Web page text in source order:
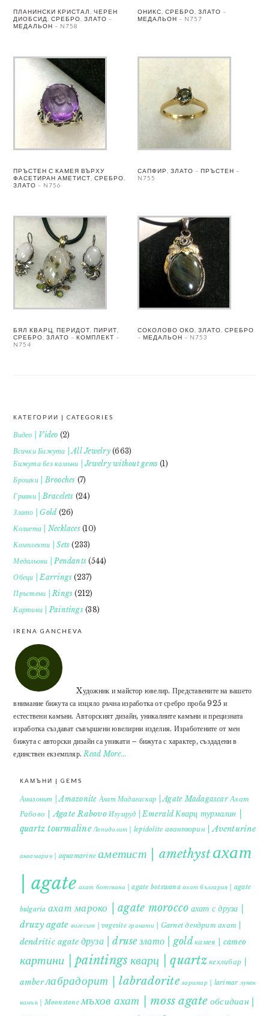
ПЛАНИНСКИ КРИСТАЛ, ЧЕРЕН
ДИОБСИД, СРЕБРО, ЗЛАТО –
МЕДАЛЬОН – N758
ОНИКС, СРЕБРО, ЗЛАТО –
МЕДАЛЬОН – N757
ПРЪСТЕН С КАМЕЯ ВЪРХУ
ФАСЕТИРАН АМЕТИСТ, СРЕБРО,
ЗЛАТО – N756
САПФИР, ЗЛАТО – ПРЪСТЕН –
N755
БЯЛ КВАРЦ, ПЕРИДОТ, ПИРИТ,
СРЕБРО, ЗЛАТО – КОМПЛЕКТ –
N754
СОКОЛОВО ОКО, ЗЛАТО, СРЕБРО
– МЕДАЛЬОН – N753
FOOTER
КАТЕГОРИИ | CATEGORIES
Видео | Video (2)
Всички Бижута | All Jewelry(663)
Бижута без камъни | Jewelry without gems (1)
Брошки | Brooches (7)
Гривни | Bracelets (24)
Злато | Gold (26)
Колиета | Necklaces(10)
Комплекти | Sets (233)
Медальони | Pendants (544)
Обеци | Earrings (237)
Пръстени | Rings (212)
Картини | Paintings(38)
IRENA GANCHEVA
Xудожник и майстор ювелир. Представените на вашето
внимание бижута са изцяло ръчна изработка от сребро проба 925 и
естествени камъни. Авторският дизайн, уникалните камъни и прецизната
изработка създават съвършени ювелирни изделия. Изработените от мен
бижута с авторски дизайн са уникати – бижута с характер, създадени в
единствен екземпляр. Read More…
КАМЪНИ | GEMS
Амазонит | Amazonite Ахат Мадагаскар | Agate Madagascar Ахат
Рабово | Agate Rabovo Изумруд | Emerald Кварц турмалин |
quartz tourmaline Лепидолит | lepidolite авантюрин | Aventurine
аквамарин | aquamarine аметист | amethystахат
| agate ахат ботсвана | agate botswana ахат българия | agate
bulgaria ахат мароко | agate morocco ахат с друза |
druzy agate вогесит | vogesite гранати | Garnet дендрит ахат |
dendritic agate друза | druse злато | gold камея | cameo
картини | paintings кварц | quartzкехлибар |
amberлабрадорит | labradorite ларимар | larimar лунен
камък | Moonstone мъхов ахат | moss agate обсидиан |